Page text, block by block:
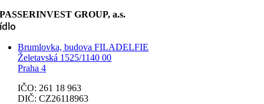
PASSERINVEST GROUP, a.s.
Brumlovka, budova FILADELFIE
Želetavská 1525/1140 00
Praha 4
IČO: 261 18 963
DIČ: CZ26118963